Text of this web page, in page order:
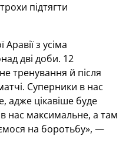
підтягти
з усіма
дві доби. 12
тренування й після
Суперники в нас
адже цікавіше буде
нас максимальне, а там
на боротьбу», —